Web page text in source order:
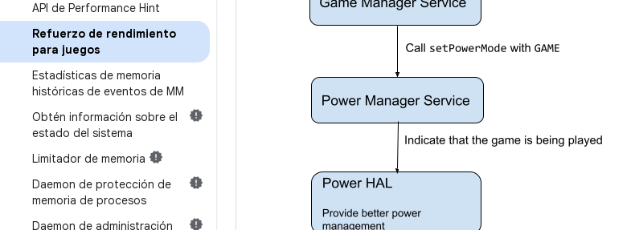
API de Performance Hint
Refuerzo de rendimiento
para juegos
Estadísticas de memoria
históricas de eventos de MM
Obtén información sobre el
estado del sistema
Limitador de memoria
Daemon de protección de
memoria de procesos
Daemon de administración